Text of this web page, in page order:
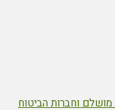
מושלם וחברות הביטוח